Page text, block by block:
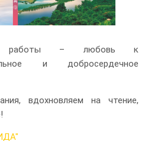
работы – любовь к
и добросердечное
вдохновляем на чтение,